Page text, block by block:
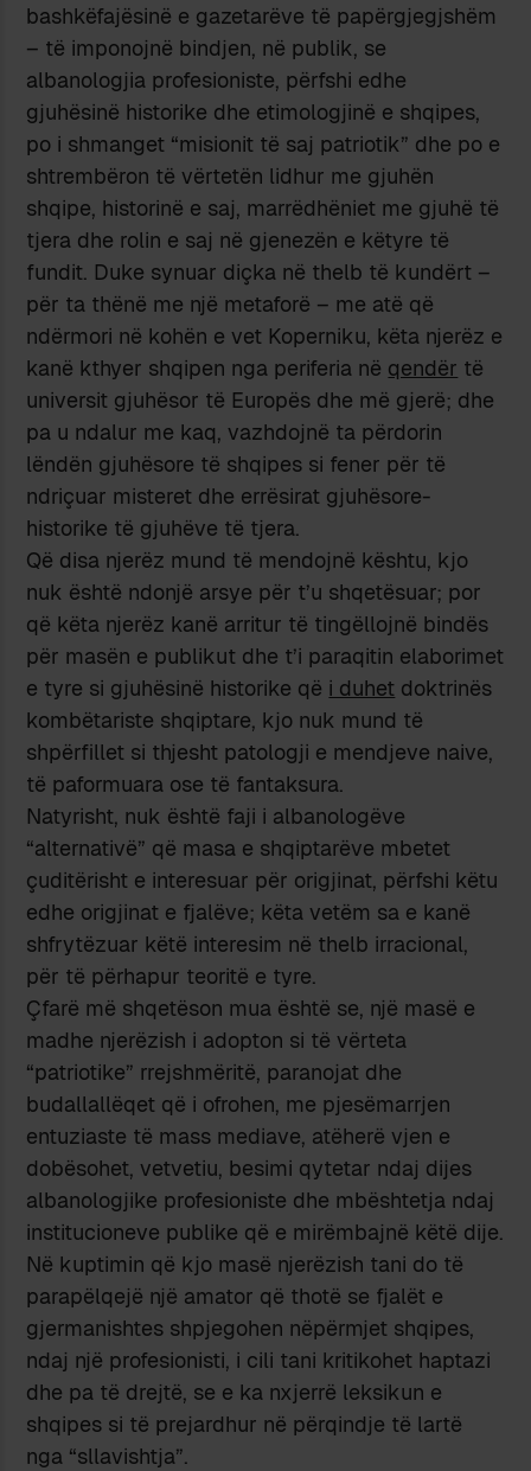
bashkëfajësinë e gazetarëve të papërgjegjshëm
– të imponojnë bindjen, në publik, se
albanologjia profesioniste, përfshi edhe
gjuhësinë historike dhe etimologjinë e shqipes,
po i shmanget “misionit të saj patriotik” dhe po e
shtrembëron të vërtetën lidhur me gjuhën
shqipe, historinë e saj, marrëdhëniet me gjuhë të
tjera dhe rolin e saj në gjenezën e këtyre të
fundit. Duke synuar diçka në thelb të kundërt –
për ta thënë me një metaforë – me atë që
ndërmori në kohën e vet Koperniku, këta njerëz e
kanë kthyer shqipen nga periferia në qendër të
universit gjuhësor të Europës dhe më gjerë; dhe
pa u ndalur me kaq, vazhdojnë ta përdorin
lëndën gjuhësore të shqipes si fener për të
ndriçuar misteret dhe errësirat gjuhësore-
historike të gjuhëve të tjera.
Që disa njerëz mund të mendojnë kështu, kjo
nuk është ndonjë arsye për t’u shqetësuar; por
që këta njerëz kanë arritur të tingëllojnë bindës
për masën e publikut dhe t’i paraqitin elaborimet
e tyre si gjuhësinë historike që i duhet doktrinës
kombëtariste shqiptare, kjo nuk mund të
shpërfillet si thjesht patologji e mendjeve naive,
të paformuara ose të fantaksura.
Natyrisht, nuk është faji i albanologëve
“alternativë” që masa e shqiptarëve mbetet
çuditërisht e interesuar për origjinat, përfshi këtu
edhe origjinat e fjalëve; këta vetëm sa e kanë
shfrytëzuar këtë interesim në thelb irracional,
për të përhapur teoritë e tyre.
Çfarë më shqetëson mua është se, një masë e
madhe njerëzish i adopton si të vërteta
“patriotike” rrejshmëritë, paranojat dhe
budallallëqet që i ofrohen, me pjesëmarrjen
entuziaste të mass mediave, atëherë vjen e
dobësohet, vetvetiu, besimi qytetar ndaj dijes
albanologjike profesioniste dhe mbështetja ndaj
institucioneve publike që e mirëmbajnë këtë dije.
Në kuptimin që kjo masë njerëzish tani do të
parapëlqejë një amator që thotë se fjalët e
gjermanishtes shpjegohen nëpërmjet shqipes,
ndaj një profesionisti, i cili tani kritikohet haptazi
dhe pa të drejtë, se e ka nxjerrë leksikun e
shqipes si të prejardhur në përqindje të lartë
nga “sllavishtja”.